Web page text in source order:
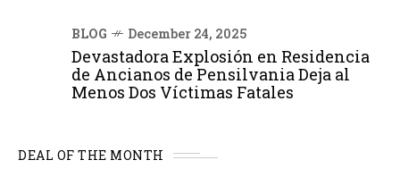
BLOG December 24, 2025
Devastadora Explosión en Residencia
de Ancianos de Pensilvania Deja al
Menos Dos Víctimas Fatales
DEAL OF THE MONTH